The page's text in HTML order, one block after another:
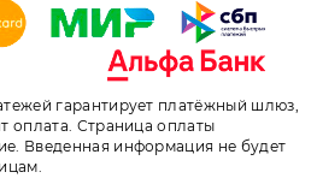
гарантирует платёжный шлюз,
оплата. Страница оплаты
Введенная информация не будет